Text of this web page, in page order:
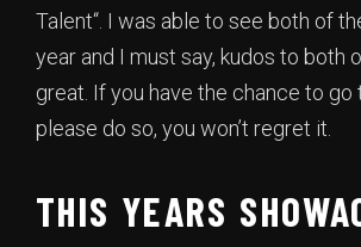
Talent“. I was able to see both of
year and I must say, kudos to both
great. If you have the chance to go
please do so, you won’t regret it.
THIS YEARS